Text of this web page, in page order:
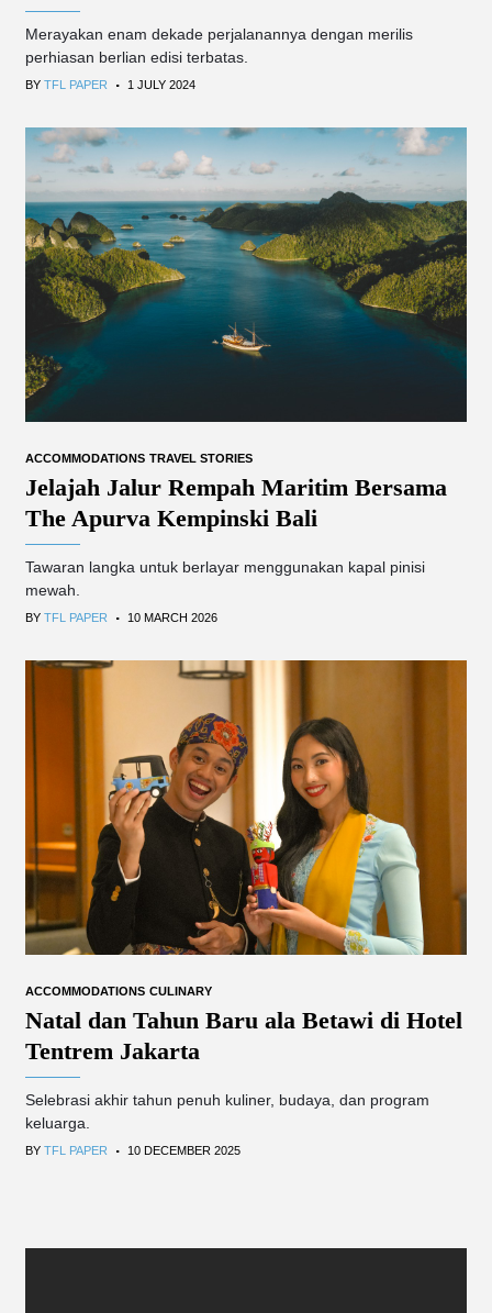
Merayakan enam dekade perjalanannya dengan merilis
perhiasan berlian edisi terbatas.
BY TFL PAPER . 1 JULY 2024
ACCOMMODATIONS TRAVEL STORIES
Jelajah Jalur Rempah Maritim Bersama
The Apurva Kempinski Bali
Tawaran langka untuk berlayar menggunakan kapal pinisi
mewah.
BY TFL PAPER . 10 MARCH 2026
ACCOMMODATIONS CULINARY
Natal dan Tahun Baru ala Betawi di Hotel
Tentrem Jakarta
Selebrasi akhir tahun penuh kuliner, budaya, dan program
keluarga.
BY TFL PAPER . 10 DECEMBER 2025